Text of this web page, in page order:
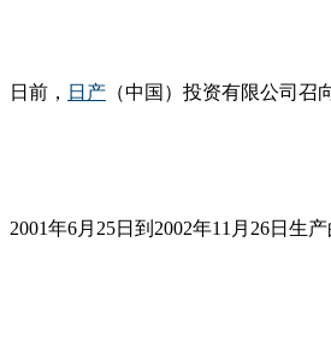
日前， 日产 （中国）投资有限公司
2001年6月25日到2002年11月26日生